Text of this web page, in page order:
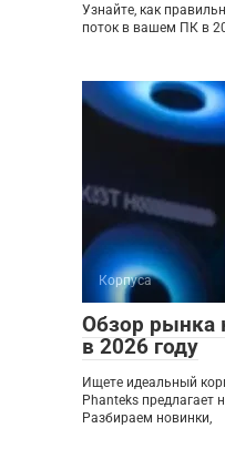
Узнайте, как
поток в вашем ПК в
Корпуса
Обзор рынка
в 2026 году
Ищете идеальный
Phanteks предлагает
Разбираем новинки,